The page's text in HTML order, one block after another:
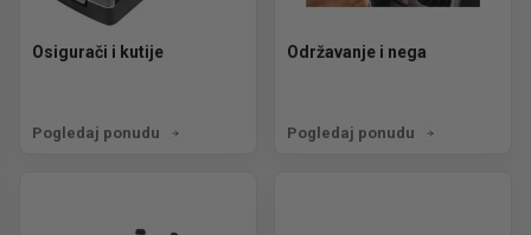
Osigurači i kutije
Pogledaj ponudu
Održavanje i nega
Pogledaj ponudu